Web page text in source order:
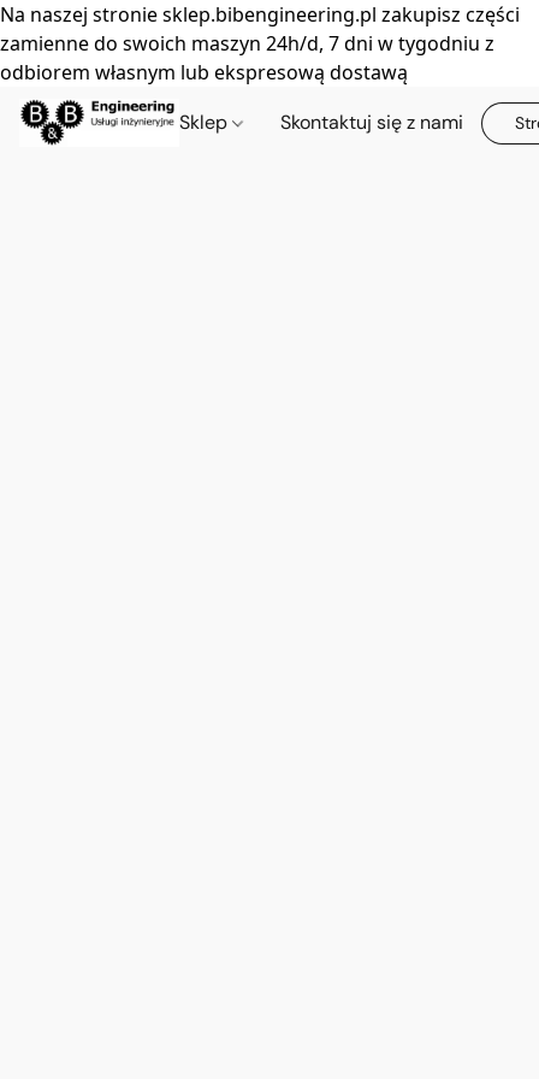
Na naszej stronie sklep.bibengineering.pl zakupisz części
zamienne do swoich maszyn 24h/d, 7 dni w tygodniu z
odbiorem własnym lub ekspresową dostawą
Sklep Skontaktuj się z nami